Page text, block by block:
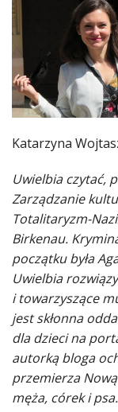
Katarzyna
Uwielbia czytać,
Zarządzanie
Totalitaryzm-
Birkenau.
początku była
Uwielbia
i towarzyszące
jest skłonna
dla dzieci na
autorką bloga
przemierza
męża, córek i psa.